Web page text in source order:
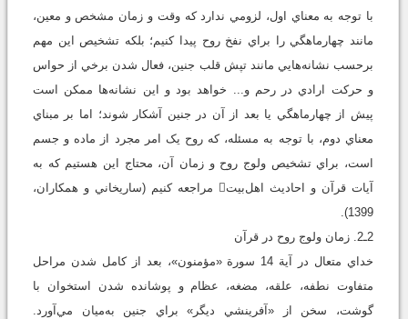
با توجه به معناي اول، لزومي ندارد که وقت و زمان مشخص و معين،
مانند چهارماهگي را براي نفخ روح پيدا کنيم؛ بلکه تشخيص اين مهم
برحسب نشانه‌هايي مانند تپش قلب جنين، فعال شدن برخي از حواس
و حرکت ارادي در رحم و... خواهد بود و اين نشانه‌ها ممکن است
پيش از چهارماهگي يا بعد از آن در جنين آشکار شوند؛ اما بر مبناي
معناي دوم، با توجه به مسئله، که روح يک امر مجرد از ماده و جسم
است، براي تشخيص ولوج روح و زمان آن، محتاج اين هستيم که به
آيات قرآن و احاديث اهل‌بيت مراجعه کنیم (ساريخاني و همكاران،
1399).
2ـ2. زمان ولوج روح در قرآن
خداي متعال در آية 14 سورة «مؤمنون»، بعد از کامل شدن مراحل
متفاوت نطفه، علقه، مضغه، عظام و پوشانده شدن استخوان با
گوشت، سخن از «آفرينشي ديگر» براي جنين به‌ميان مي‌آورد.